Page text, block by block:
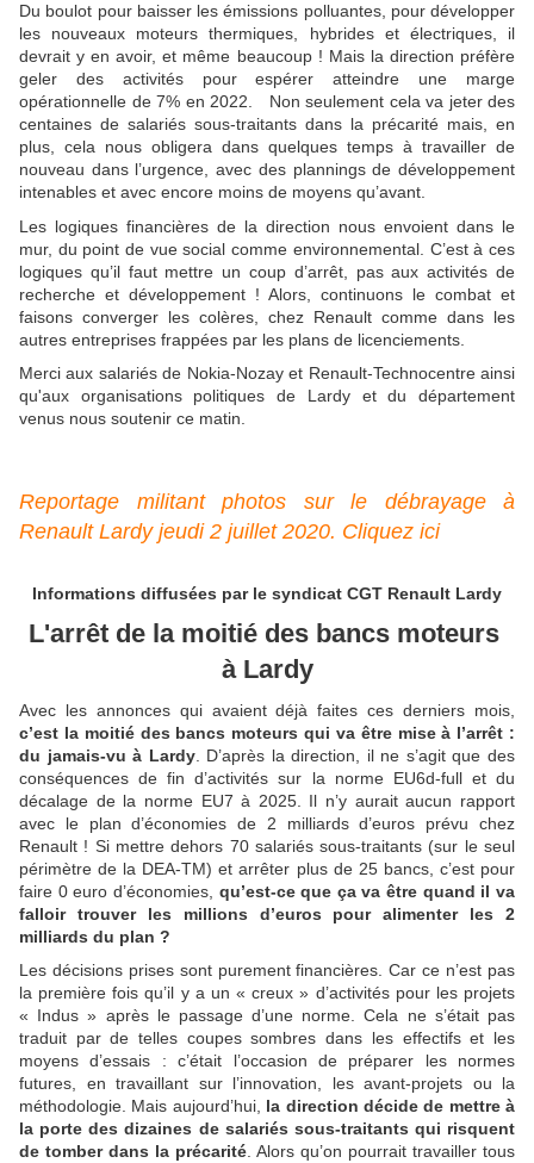
Du boulot pour baisser les émissions polluantes, pour développer
les nouveaux moteurs thermiques, hybrides et électriques, il
devrait y en avoir, et même beaucoup ! Mais la direction préfère
geler des activités pour espérer atteindre une marge
opérationnelle de 7% en 2022. Non seulement cela va jeter des
centaines de salariés sous-traitants dans la précarité mais, en
plus, cela nous obligera dans quelques temps à travailler de
nouveau dans l’urgence, avec des plannings de développement
intenables et avec encore moins de moyens qu’avant.
Les logiques financières de la direction nous envoient dans le
mur, du point de vue social comme environnemental. C’est à ces
logiques qu’il faut mettre un coup d’arrêt, pas aux activités de
recherche et développement ! Alors, continuons le combat et
faisons converger les colères, chez Renault comme dans les
autres entreprises frappées par les plans de licenciements.
Merci aux salariés de Nokia-Nozay et Renault-Technocentre ainsi
qu'aux organisations politiques de Lardy et du département
venus nous soutenir ce matin.
Reportage militant photos sur le débrayage à
Renault Lardy jeudi 2 juillet 2020. Cliquez ici
Informations diffusées par le syndicat CGT Renault Lardy
L'arrêt de la moitié des bancs moteurs
à Lardy
Avec les annonces qui avaient déjà faites ces derniers mois,
c’est la moitié des bancs moteurs qui va être mise à l’arrêt :
du jamais-vu à Lardy. D’après la direction, il ne s’agit que des
conséquences de fin d’activités sur la norme EU6d-full et du
décalage de la norme EU7 à 2025. Il n’y aurait aucun rapport
avec le plan d’économies de 2 milliards d’euros prévu chez
Renault ! Si mettre dehors 70 salariés sous-traitants (sur le seul
périmètre de la DEA-TM) et arrêter plus de 25 bancs, c’est pour
faire 0 euro d’économies, qu’est-ce que ça va être quand il va
falloir trouver les millions d’euros pour alimenter les 2
milliards du plan ?
Les décisions prises sont purement financières. Car ce n’est pas
la première fois qu’il y a un « creux » d’activités pour les projets
« Indus » après le passage d’une norme. Cela ne s’était pas
traduit par de telles coupes sombres dans les effectifs et les
moyens d’essais : c’était l’occasion de préparer les normes
futures, en travaillant sur l’innovation, les avant-projets ou la
méthodologie. Mais aujourd’hui, la direction décide de mettre à
la porte des dizaines de salariés sous-traitants qui risquent
de tomber dans la précarité . Alors qu’on pourrait travailler tous